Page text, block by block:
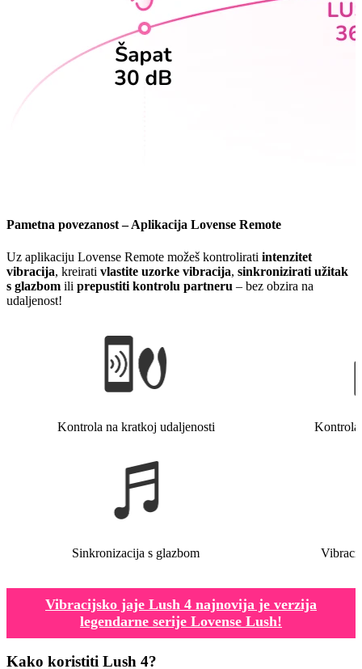
Pametna povezanost – Aplikacija Lovense Remote
Uz aplikaciju Lovense Remote možeš kontrolirati intenzitet
vibracija, kreirati vlastite uzorke vibracija, sinkronizirati užitak
s glazbom ili prepustiti kontrolu partneru – bez obzira na
udaljenost!
Kontrola na kratkoj udaljenosti Kontrola
Sinkronizacija s glazbom
Vibracijsko jaje Lush 4 najnovija je verzija
legendarne serije Lovense Lush!
Kako koristiti Lush 4?